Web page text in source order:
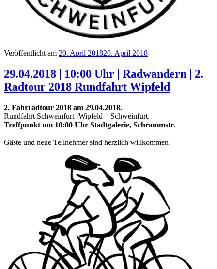
Veröffentlicht am 20. April 201820. April 2018
29.04.2018 | 10:00 Uhr | Radwandern | 2.
Radtour 2018 Rundfahrt Wipfeld
2. Fahrradtour 2018 am 29.04.2018.
Rundfahrt Schweinfurt -Wipfeld – Schweinfurt.
Treffpunkt um 10:00 Uhr Stadtgalerie, Schrammstr.
Gäste und neue Teilnehmer sind herzlich willkommen!